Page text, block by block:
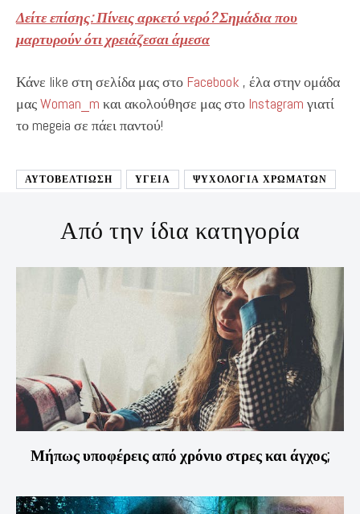
Δείτε επίσης: Πίνεις αρκετό νερό? Σημάδια που
μαρτυρούν ότι χρειάζεσαι άμεσα
Κάνε like στη σελίδα μας στο Facebook , έλα στην ομάδα
μαςWoman_m και ακολούθησε μας στο Instagram γιατί
το megeia σε πάει παντού!
ΑΥΤΟΒΕΛΤΊΩΣΗ ΥΓΕΊΑ ΨΥΧΟΛΟΓΙΑ ΧΡΩΜΑΤΩΝ
Από την ίδια κατηγορία
Μήπως υποφέρεις από χρόνιο στρες και άγχος;